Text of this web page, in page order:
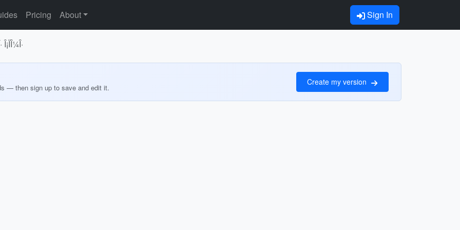
Pricing About Sign In
Î¡ÏÎ¼Î·
— then sign up to save and edit it.
Create my version